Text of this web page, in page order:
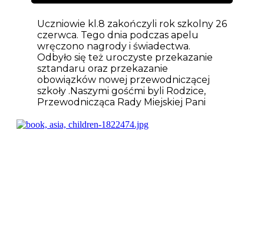
Uczniowie kl.8 zakończyli rok szkolny 26
czerwca. Tego dnia podczas apelu
wręczono nagrody i świadectwa.
Odbyło się też uroczyste przekazanie
sztandaru oraz przekazanie
obowiązków nowej przewodniczącej
szkoły .Naszymi gośćmi byli Rodzice,
Przewodnicząca Rady Miejskiej Pani